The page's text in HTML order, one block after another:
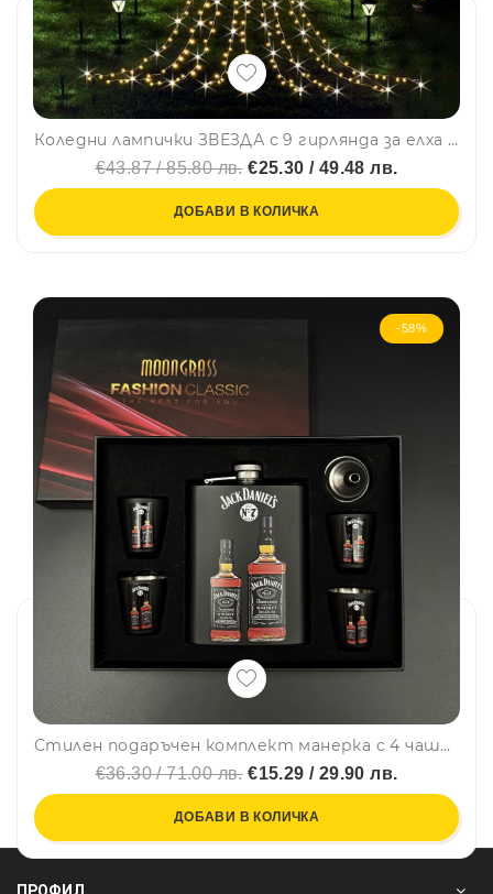
Коледни лампички ЗВЕЗДА с 9 гирлянда за елха или градинска украса, WARM WHITE, с няколко режима на работа и дистанционно управление
€43.87 / 85.80 лв.€25.30 / 49.48 лв.
ДОБАВИ В КОЛИЧКА
-58%
Стилен подаръчен комплект манерка с 4 чашки и фуния Jack Daniels Old No.7 Brand в черно – DJH1595
€36.30 / 71.00 лв.€15.29 / 29.90 лв.
ДОБАВИ В КОЛИЧКА
ПРОФИЛ